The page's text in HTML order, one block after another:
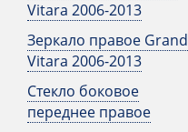
Vitara 2006-2013
Зеркало правое Grand
Vitara 2006-2013
Стекло боковое
переднее правое